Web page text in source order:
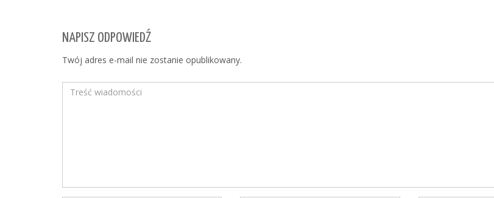
NAPISZ ODPOWIEDŹ
Twój adres e-mail nie zostanie opublikowany.